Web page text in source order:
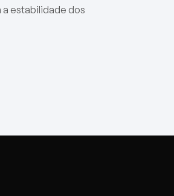
estabilidade dos